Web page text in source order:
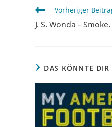
Vorheriger
J. S. Wonda –
DAS KÖNNTE DIR